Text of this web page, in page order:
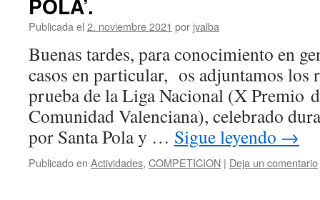
POLA’.
Publicada el 2. noviembre 2021 por jvalba
Buenas tardes, para conocimiento en
casos en particular, os adjuntamos los
prueba de la Liga Nacional (X Premio
Comunidad Valenciana), celebrado
por Santa Pola y … Sigue leyendo →
Publicado en Actividades, COMPETICION | Deja un comentario